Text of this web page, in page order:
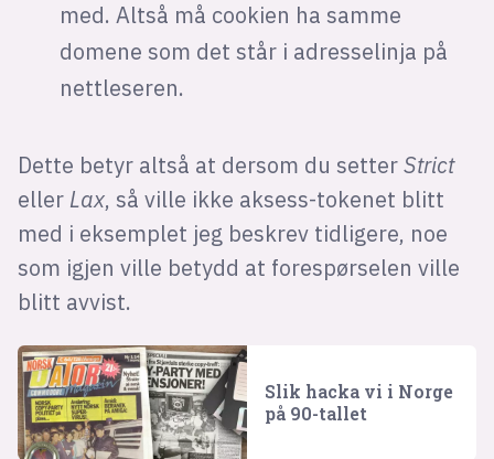
med. Altså må cookien ha samme
domene som det står i adresselinja på
nettleseren.
Dette betyr altså at dersom du setter Strict
eller Lax, så ville ikke aksess-tokenet blitt
med i eksemplet jeg beskrev tidligere, noe
som igjen ville betydd at forespørselen ville
blitt avvist.
Slik hacka vi i Norge
på 90-tallet